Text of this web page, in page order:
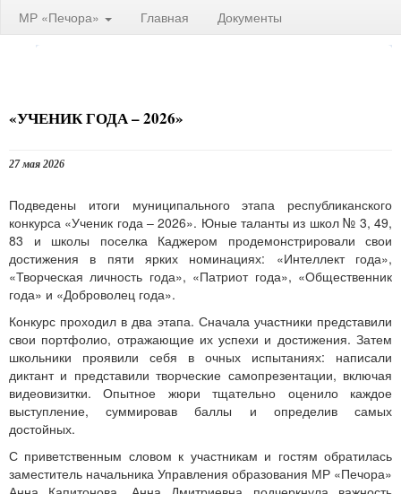
МР «Печора» Главная Документы
«УЧЕНИК ГОДА – 2026»
27 мая 2026
Подведены итоги муниципального этапа республиканского
конкурса «Ученик года – 2026». Юные таланты из школ № 3, 49,
83 и школы поселка Каджером продемонстрировали свои
достижения в пяти ярких номинациях: «Интеллект года»,
«Творческая личность года», «Патриот года», «Общественник
года» и «Доброволец года».
Конкурс проходил в два этапа. Сначала участники представили
свои портфолио, отражающие их успехи и достижения. Затем
школьники проявили себя в очных испытаниях: написали
диктант и представили творческие самопрезентации, включая
видеовизитки. Опытное жюри тщательно оценило каждое
выступление, суммировав баллы и определив самых
достойных.
С приветственным словом к участникам и гостям обратилась
заместитель начальника Управления образования МР «Печора»